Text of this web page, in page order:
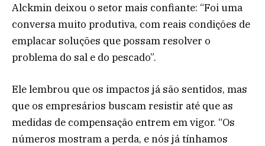
Alckmin deixou o setor mais confiante: “Foi uma
conversa muito produtiva, com reais condições de
emplacar soluções que possam resolver o
problema do sal e do pescado”.
Ele lembrou que os impactos já são sentidos, mas
que os empresários buscam resistir até que as
medidas de compensação entrem em vigor. “Os
números mostram a perda, e nós já tínhamos